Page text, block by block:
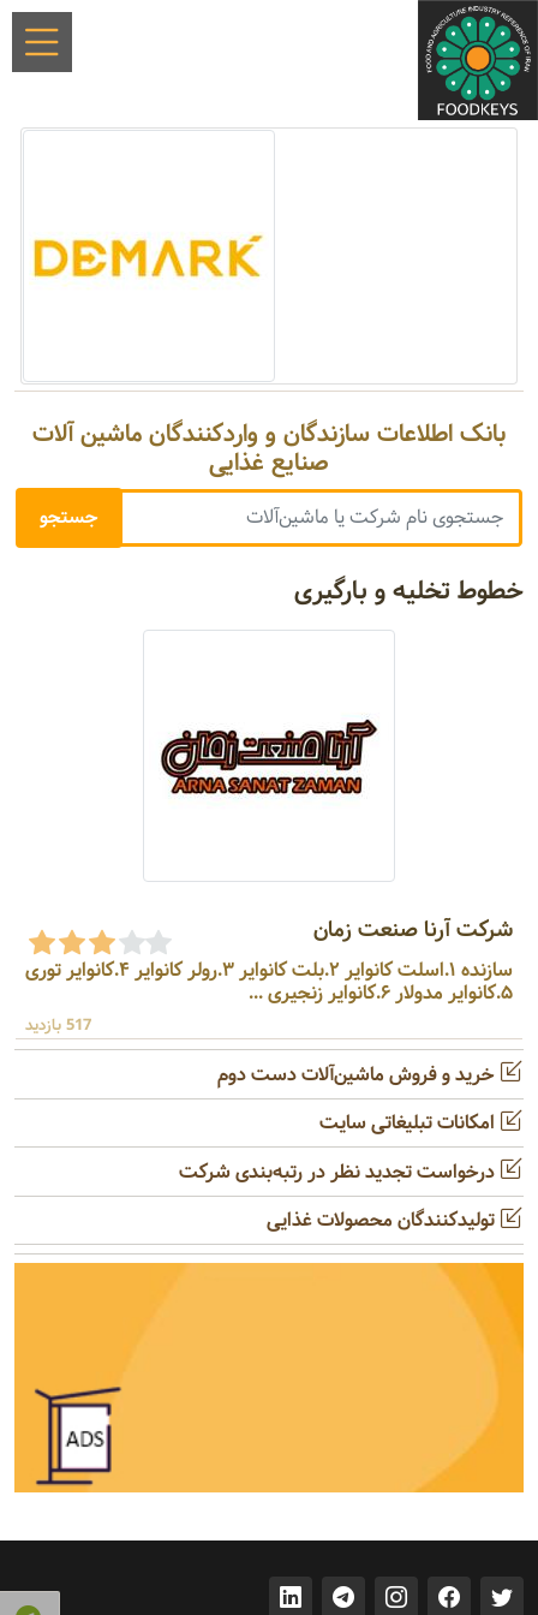
بانک اطلاعات سازندگان و واردکنندگان ماشین آلات
صنایع غذایی
خطوط تخلیه و بارگیری
شرکت آرنا صنعت زمان
سازنده ۱.اسلت کانوایر ۲.بلت کانوایر ۳.رولر کانوایر ۴.کانوایر توری
۵.کانوایر مدولار ۶.کانوایر زنجیری ...
517 بازدید
خرید و فروش ماشین‌آلات دست دوم
امکانات تبلیغاتی سایت
درخواست تجدید نظر در رتبه‌بندی شرکت
تولیدکنندگان محصولات غذایی